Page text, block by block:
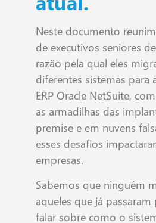
Neste documento
de executivos seniores
razão pela qual eles
diferentes sistemas para
ERP Oracle NetSuite,
as armadilhas das
premise e em nuvens
esses desafios
empresas.
Sabemos que ninguém
aqueles que já
falar sobre como o